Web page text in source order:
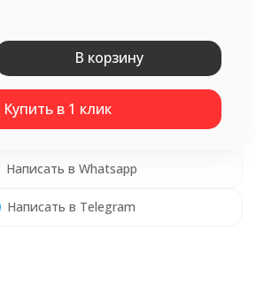
В корзину
Написать в Whatsapp
Написать в Telegram